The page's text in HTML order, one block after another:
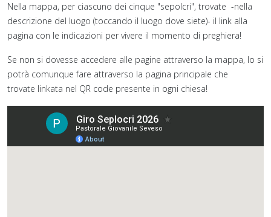
Nella mappa, per ciascuno dei cinque "sepolcri", trovate -nella
descrizione del luogo (toccando il luogo dove siete)- il link alla
pagina con le indicazioni per vivere il momento di preghiera!
Se non si dovesse accedere alle pagine attraverso la mappa, lo si
potrà comunque fare attraverso la pagina principale che
trovate linkata nel QR code presente in ogni chiesa!